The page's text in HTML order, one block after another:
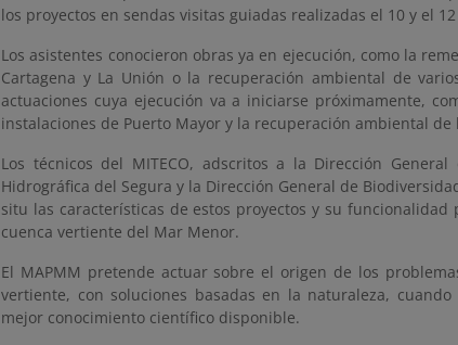
los proyectos en sendas visitas guiadas realizadas el 10 y el
Los asistentes conocieron obras ya en ejecución, como la
Cartagena y La Unión o la recuperación ambiental de
actuaciones cuya ejecución va a iniciarse próximamente,
instalaciones de Puerto Mayor y la recuperación ambiental de
Los técnicos del MITECO, adscritos a la Dirección
Hidrográfica del Segura y la Dirección General de
situ las características de estos proyectos y su
cuenca vertiente del Mar Menor.
El MAPMM pretende actuar sobre el origen de los
vertiente, con soluciones basadas en la naturaleza,
mejor conocimiento científico disponible.